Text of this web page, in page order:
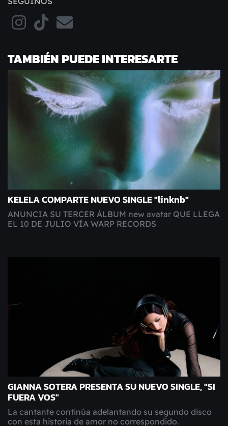
TAMBIÉN PUEDE INTERESARTE
KELELA COMPARTE NUEVO SINGLE "linknb"
ANUNCIA SU TERCER ÁLBUM new avatar QUE LLEGA
EL 10 DE JULIO VÍA WARP RECORDS
GIANNA SOTERA PRESENTA SU NUEVO SINGLE, "SI
FUERA VOS"
La cantante continúa adelantando su segundo disco
con esta historia de amor no correspondido.